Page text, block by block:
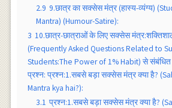
2.9 9.छात्र का सक्सेस मंत्र (हास्य-व्यंग्य)
Mantra) (Humour-Satire):
3 10.छात्र-छात्राओं के लिए सक्सेस
(Frequently Asked Questions Related to
Students:The Power of 1% Habit) से
प्रश्न: प्रश्न:1.सबसे बड़ा सक्सेस मंत्र क्या है?
Mantra kya hai?):
3.1 प्रश्न:1.सबसे बड़ा सक्सेस मंत्र क्या है?